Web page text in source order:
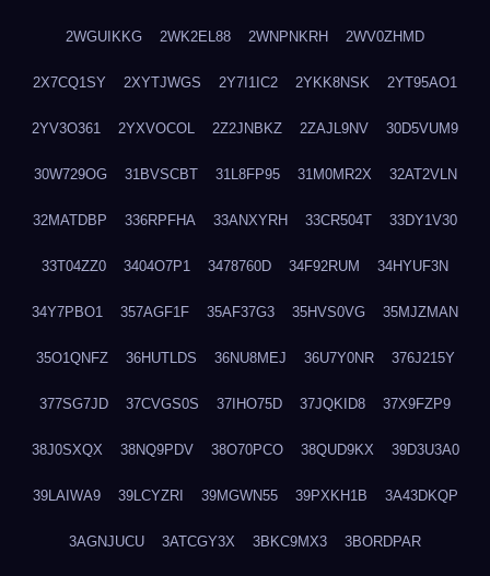
2WGUIKKG 2WK2EL88 2WNPNKRH 2WV0ZHMD
2X7CQ1SY 2XYTJWGS 2Y7I1IC2 2YKK8NSK 2YT95AO1
2YV3O361 2YXVOCOL 2Z2JNBKZ 2ZAJL9NV 30D5VUM9
30W729OG 31BVSCBT 31L8FP95 31M0MR2X 32AT2VLN
32MATDBP 336RPFHA 33ANXYRH 33CR504T 33DY1V30
33T04ZZ0 3404O7P1 3478760D 34F92RUM 34HYUF3N
34Y7PBO1 357AGF1F 35AF37G3 35HVS0VG 35MJZMAN
35O1QNFZ 36HUTLDS 36NU8MEJ 36U7Y0NR 376J215Y
377SG7JD 37CVGS0S 37IHO75D 37JQKID8 37X9FZP9
38J0SXQX 38NQ9PDV 38O70PCO 38QUD9KX 39D3U3A0
39LAIWA9 39LCYZRI 39MGWN55 39PXKH1B 3A43DKQP
3AGNJUCU 3ATCGY3X 3BKC9MX3 3BORDPAR